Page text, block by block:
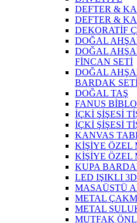
DEFTER &
DEFTER &
DEKORATİF
DOĞAL
DOĞAL
FİNCAN SETİ
DOĞAL
BARDAK
DOĞAL TAŞ
FANUS BİBLO
İÇKİ ŞİŞESİ
İÇKİ ŞİŞESİ
KANVAS
KİŞİYE ÖZEL
KİŞİYE ÖZEL
KUPA
LED IŞIKLI
MASAÜSTÜ
METAL
METAL
MUTFAK